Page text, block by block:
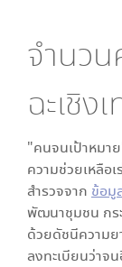
จำนว
ฉะเชิงเ
"คนจนเป้าหมา
ความช่วยเหลือ
สำรวจจาก ข้อมู
พัฒนาชุมชน กร
ด้วยดัชนีความย
ลงทะเบียนว่าจ